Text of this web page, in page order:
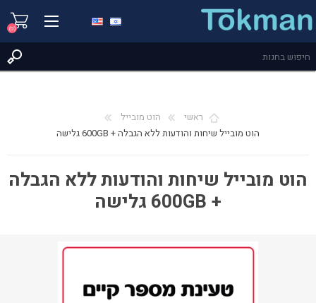
(0)
ראשי
הוט מובייל
הוט מובייל שיחות והודעות ללא הגבלה + 600GB גלישה
הוט מובייל שיחות והודעות ללא הגבלה
+ 600GB גלישה